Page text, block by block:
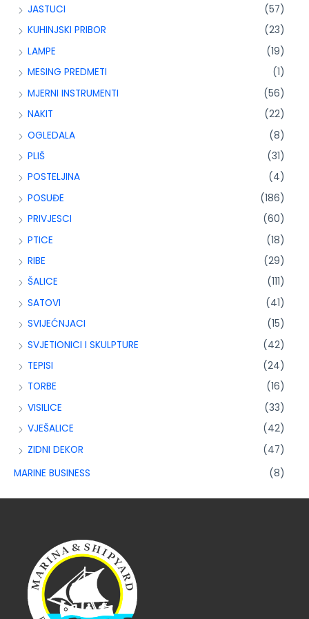
JASTUCI
(57)
KUHINJSKI PRIBOR
(23)
LAMPE
(19)
MESING PREDMETI
(1)
MJERNI INSTRUMENTI
(56)
NAKIT
(22)
OGLEDALA
(8)
PLIŠ
(31)
POSTELJINA
(4)
POSUĐE
(186)
PRIVJESCI
(60)
PTICE
(18)
RIBE
(29)
ŠALICE
(111)
SATOVI
(41)
SVIJEĆNJACI
(15)
SVJETIONICI I SKULPTURE
(42)
TEPISI
(24)
TORBE
(16)
VISILICE
(33)
VJEŠALICE
(42)
ZIDNI DEKOR
(47)
MARINE BUSINESS
(8)